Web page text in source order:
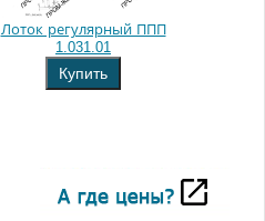
Лоток регулярный ППП
1.031.01
Купить